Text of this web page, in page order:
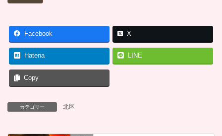
Facebook X
Hatena LINE
Copy
カテゴリー 北区